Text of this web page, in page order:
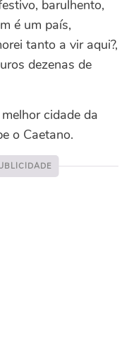
barulhento,
é um país,
tanto a vir aqui?,
dezenas de
cidade da
o Caetano.